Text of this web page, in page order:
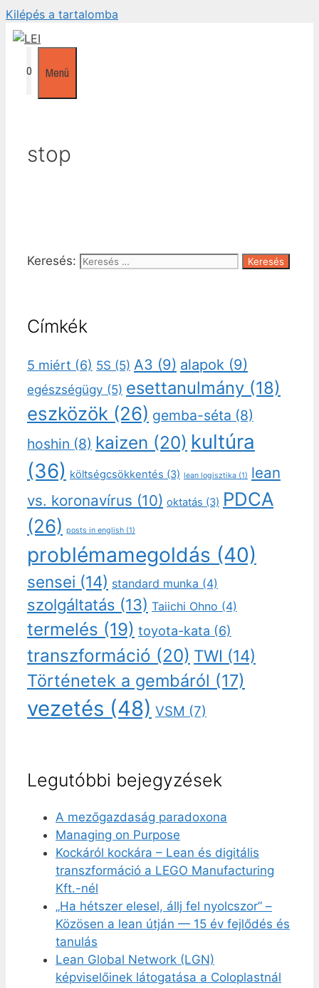
Kilépés a tartalomba
0 Menü
stop
Keresés:
Címkék
5 miért (6) 5S (5) A3 (9) alapok (9)
egészségügy (5) esettanulmány (18)
eszközök (26) gemba-séta (8)
hoshin (8) kaizen (20) kultúra
(36) költségcsökkentés (3) lean logisztika (1) lean
vs. koronavírus (10) oktatás (3) PDCA
(26) posts in english (1)
problémamegoldás (40)
sensei (14) standard munka (4)
szolgáltatás (13) Taiichi Ohno (4)
termelés (19) toyota-kata (6)
transzformáció (20) TWI (14)
Történetek a gembáról (17)
vezetés (48) VSM (7)
Legutóbbi bejegyzések
A mezőgazdaság paradoxona
Managing on Purpose
Kockáról kockára – Lean és digitális
transzformáció a LEGO Manufacturing
Kft.-nél
„Ha hétszer elesel, állj fel nyolcszor” –
Közösen a lean útján — 15 év fejlődés és
tanulás
Lean Global Network (LGN)
képviselőinek látogatása a Coloplastnál